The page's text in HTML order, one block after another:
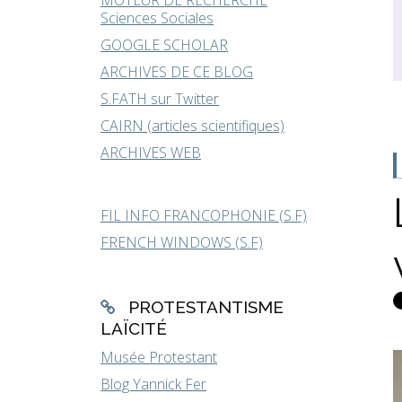
Sciences Sociales
GOOGLE SCHOLAR
ARCHIVES DE CE BLOG
S.FATH sur Twitter
CAIRN (articles scientifiques)
ARCHIVES WEB
FIL INFO FRANCOPHONIE (S.F)
FRENCH WINDOWS (S.F)
PROTESTANTISME
LAÏCITÉ
Musée Protestant
Blog Yannick Fer